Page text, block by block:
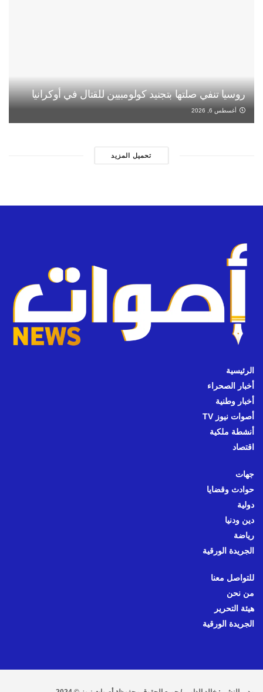
روسيا تنفي صلتها بتجنيد كولومبيين للقتال في أوكرانيا
أغسطس 6, 2026
تحميل المزيد
الرئيسية
أخبار الصحراء
أخبار وطنية
أصوات نيوز TV
أنشطة ملكية
اقتصاد
جهات
حوادث وقضايا
دولية
دين ودنيا
رياضة
الجريدة الورقية
للتواصل معنا
من نحن
هيئة التحرير
الجريدة الورقية